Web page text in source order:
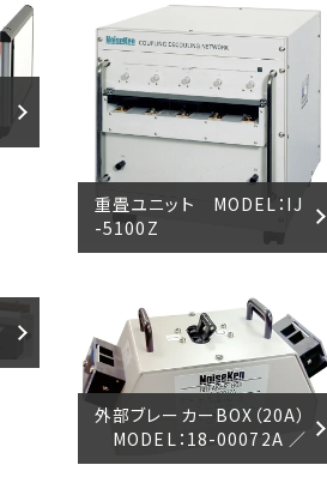
重畳ユニット MODEL：IJ
-5100Z
外部ブレーカーBOX（20A）
MODEL：18-00072A ／
（50A） MODEL：18-000